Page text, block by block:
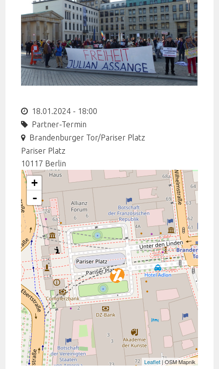
18.01.2024 - 18:00
Partner-Termin
Brandenburger Tor/Pariser Platz
Pariser Platz
10117 Berlin
+
-
Leaflet| OSM Mapnik